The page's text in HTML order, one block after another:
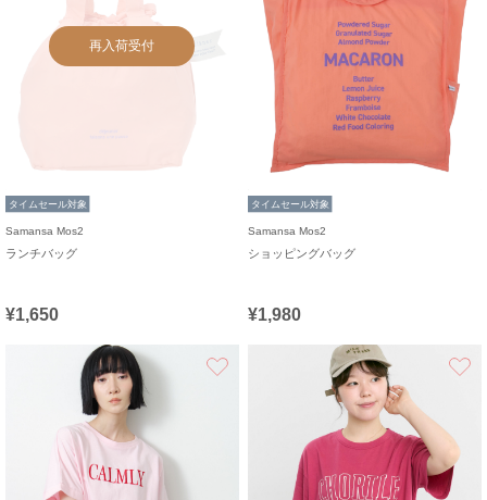
再入荷受付
タイムセール対象
Samansa Mos2
ランチバッグ
¥1,650
タイムセール対象
Samansa Mos2
ショッピングバッグ
¥1,980